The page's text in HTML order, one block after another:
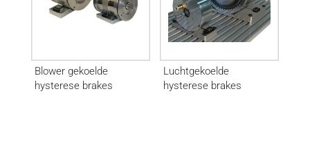
Blower gekoelde
hysterese brakes
Luchtgekoelde
hysterese brakes